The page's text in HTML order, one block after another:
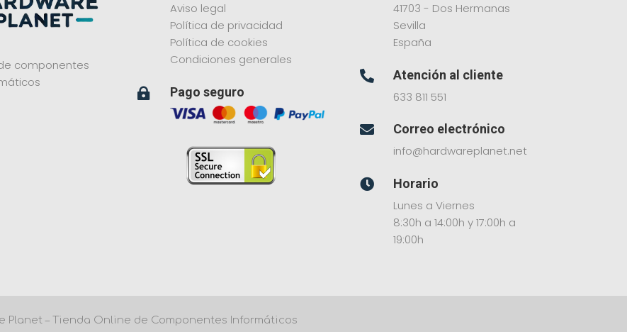
componentes
Aviso legal
Política de privacidad
Política de cookies
Condiciones generales
 Pago seguro
41703 - Dos Hermanas
Sevilla
España

Atención al cliente
633 811 551

Correo electrónico
info@hardwareplanet.net

Horario
Lunes a Viernes
8:30h a 14:00h y 17:00h a
19:00h
Planet – Tienda Online de Componentes Informáticos